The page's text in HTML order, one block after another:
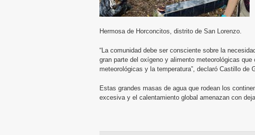
Hermosa de Horconcitos, distrito de San Lorenzo.
“La comunidad debe ser consciente sobre la
gran parte del oxígeno y alimento meteorológicas
meteorológicas y la temperatura”, declaró Castillo de
Estas grandes masas de agua que rodean los
excesiva y el calentamiento global amenazan con